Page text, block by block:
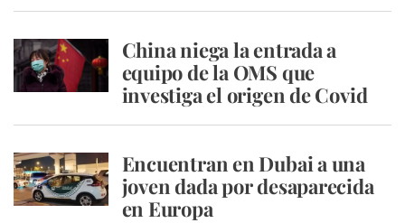
China niega la entrada a
equipo de la OMS que
investiga el origen de Covid
Encuentran en Dubai a una
joven dada por desaparecida
en Europa